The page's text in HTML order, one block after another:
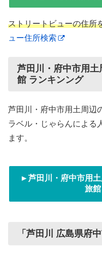
ストリートビューの住所
ュー住所検索
芦田川・府中市用
館 ランキンング
芦田川・府中市用土周辺
ラベル・じゃらんによる
ます。
►芦田川・府中市用土
旅
「芦田川 広島県府